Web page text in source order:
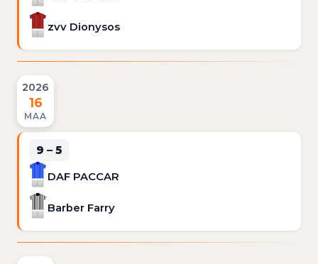
zvv Dionysos
2026
16
MAA
9 – 5
DAF PACCAR
Barber Farry